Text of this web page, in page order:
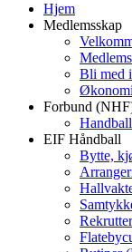
Hjem
Medlemsskap
Bli med
Forbund
EIF Håndball
Bytte,